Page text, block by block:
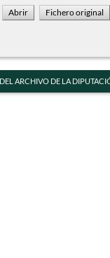
ARCHIVO DE LA